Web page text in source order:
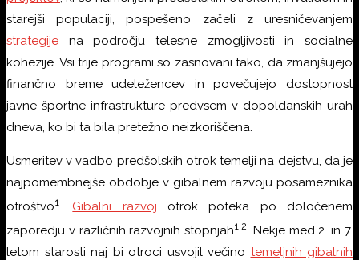
starejši populaciji, pospešeno začeli z uresničevanjem
strategije na področju telesne zmogljivosti in socialne
kohezije. Vsi trije programi so zasnovani tako, da zmanjšujejo
finančno breme udeležencev in povečujejo dostopnost
javne športne infrastrukture predvsem v dopoldanskih urah
dneva, ko bi ta bila pretežno neizkoriščena.
Usmeritev v vadbo predšolskih otrok temelji na dejstvu, da je
najpomembnejše obdobje v gibalnem razvoju posameznika
otroštvo1. Gibalni razvoj otrok poteka po določenem
zaporedju v različnih razvojnih stopnjah1,2. Nekje med 2. in 7.
letom starosti naj bi otroci usvojil večino temeljnih gibalnih